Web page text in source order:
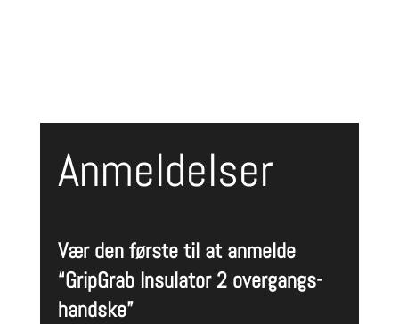
Anmeldelser
Vær den første til at anmelde
“GripGrab Insulator 2 overgangs-
handske”